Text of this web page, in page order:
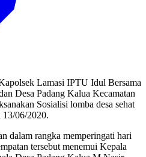
Lamasi IPTU Idul Bersama
Desa Padang Kalua Kecamatan
Sosialisi lomba desa sehat
13/06/2020.
dalam rangka memperingati hari
tersebut menemui Kepala